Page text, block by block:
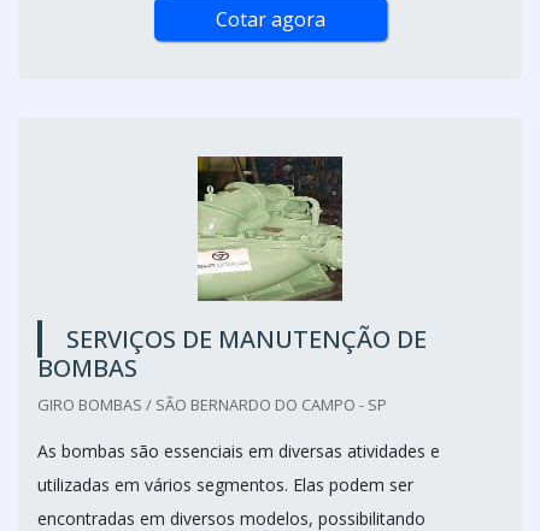
Cotar agora
SERVIÇOS DE MANUTENÇÃO DE
BOMBAS
GIRO BOMBAS / SÃO BERNARDO DO CAMPO - SP
As bombas são essenciais em diversas atividades e
utilizadas em vários segmentos. Elas podem ser
encontradas em diversos modelos, possibilitando